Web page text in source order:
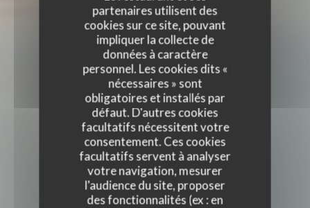
partenaires utilisent des
cookies sur ce site, pouvant
impliquer la collecte de
données à caractère
personnel. Les cookies dits «
nécessaires » sont
obligatoires et installés par
défaut. D'autres cookies
facultatifs nécessitent votre
consentement. Ces cookies
facultatifs servent à analyser
votre navigation, mesurer
l'audience du site, proposer
des fonctionnalités (ex : en